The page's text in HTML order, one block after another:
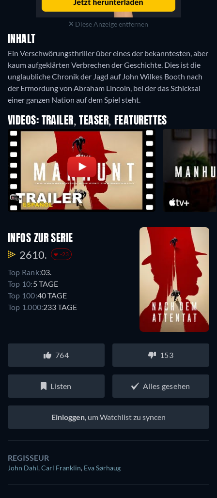
Diese Anzeige entfernen
INHALT
Ein Verschwörungsthriller über eines der bekanntesten, aber
kaum aufgeklärten Verbrechen der Geschichte. Dies ist die
unglaubliche Chronik der Jagd auf John Wilkes Booth nach
der Ermordung von Abraham Lincoln, bei der das Schicksal
einer ganzen Nation auf dem Spiel steht.
VIDEOS: TRAILER, TEASER, FEATURETTES
INFOS ZUR SERIE
2610. -23
Top Rank:03.
Top 10:5 TAGE
Top 100:40 TAGE
Top 1.000:233 TAGE
764 153
Listen Alles gesehen
Einloggen, um Watchlist zu syncen
REGISSEUR
John Dahl,Carl Franklin, Eva Sørhaug